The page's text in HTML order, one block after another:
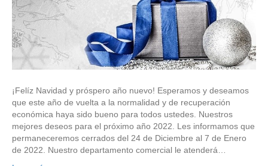
¡Felíz Navidad y próspero año nuevo! Esperamos y deseamos
que este año de vuelta a la normalidad y de recuperación
económica haya sido bueno para todos ustedes. Nuestros
mejores deseos para el próximo año 2022. Les informamos que
permaneceremos cerrados del 24 de Diciembre al 7 de Enero
de 2022. Nuestro departamento comercial le atenderá…